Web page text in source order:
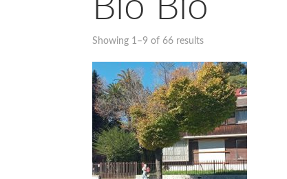
Bío Bío
Showing 1–9 of 66 results